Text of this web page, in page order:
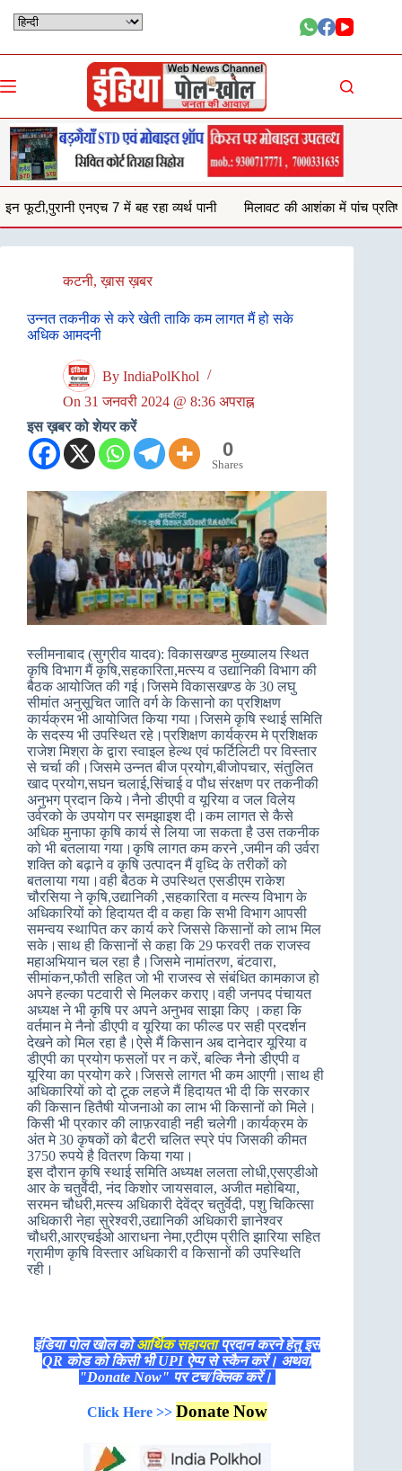
व्यर्थ पानी मिलावट की आशंका में पांच प्रतिष्ठानों से जब्त किया 132 किलो
कटनी,ख़ास ख़बर
उन्नत तकनीक से करे खेती ताकि कम लागत मैं हो सके
अधिक आमदनी
By IndiaPolKhol
On 31 जनवरी 2024 @ 8:36 अपराह्न
इस ख़बर को शेयर करें
0
Shares
स्लीमनाबाद (सुग्रीव यादव): विकासखण्ड मुख्यालय स्थित
कृषि विभाग मैं कृषि,सहकारिता,मत्स्य व उद्यानिकी विभाग की
बैठक आयोजित की गई।जिसमे विकासखण्ड के 30 लघु
सीमांत अनुसूचित जाति वर्ग के किसानो का प्रशिक्षण
कार्यक्रम भी आयोजित किया गया।जिसमे कृषि स्थाई समिति
के सदस्य भी उपस्थित रहे।प्रशिक्षण कार्यक्रम मे प्रशिक्षक
राजेश मिश्रा के द्वारा स्वाइल हेल्थ एवं फर्टिलिटी पर विस्तार
से चर्चा की।जिसमे उन्नत बीज प्रयोग,बीजोपचार, संतुलित
खाद प्रयोग,सघन चलाई,सिंचाई व पौध संरक्षण पर तकनीकी
अनुभग प्रदान किये।नैनो डीएपी व यूरिया व जल विलेय
उर्वरको के उपयोग पर समझाइश दी।कम लागत से कैसे
अधिक मुनाफा कृषि कार्य से लिया जा सकता है उस तकनीक
को भी बतलाया गया।कृषि लागत कम करने ,जमीन की उर्वरा
शक्ति को बढ़ाने व कृषि उत्पादन मैं वृध्दि के तरीकों को
बतलाया गया।वही बैठक मे उपस्थित एसडीएम राकेश
चौरसिया ने कृषि,उद्यानिकी ,सहकारिता व मत्स्य विभाग के
अधिकारियों को हिदायत दी व कहा कि सभी विभाग आपसी
समन्वय स्थापित कर कार्य करे जिससे किसानों को लाभ मिल
सके।साथ ही किसानों से कहा कि 29 फरवरी तक राजस्व
महाअभियान चल रहा है।जिसमे नामांतरण, बंटवारा,
सीमांकन,फौती सहित जो भी राजस्व से संबंधित कामकाज हो
अपने हल्का पटवारी से मिलकर कराए।वही जनपद पंचायत
अध्यक्ष ने भी कृषि पर अपने अनुभव साझा किए ।कहा कि
वर्तमान मे नैनो डीएपी व यूरिया का फील्ड पर सही प्रदर्शन
देखने को मिल रहा है।ऐसे मैं किसान अब दानेदार यूरिया व
डीएपी का प्रयोग फसलों पर न करें, बल्कि नैनो डीएपी व
यूरिया का प्रयोग करे।जिससे लागत भी कम आएगी।साथ ही
अधिकारियों को दो टूक लहजे मैं हिदायत भी दी कि सरकार
की किसान हितैषी योजनाओ का लाभ भी किसानों को मिले।
किसी भी प्रकार की लाफ़रवाही नही चलेगी।कार्यक्रम के
अंत मे 30 कृषकों को बैटरी चलित स्प्रे पंप जिसकी कीमत
3750 रुपये है वितरण किया गया।
इस दौरान कृषि स्थाई समिति अध्यक्ष ललता लोधी,एसएडीओ
आर के चतुर्वेदी, नंद किशोर जायसवाल, अजीत महोबिया,
सरमन चौधरी,मत्स्य अधिकारी देवेंद्र चतुर्वेदी, पशु चिकित्सा
अधिकारी नेहा सुरेश्वरी,उद्यानिकी अधिकारी ज्ञानेश्वर
चौधरी,आरएचईओ आराधना नेमा,एटीएम प्रीति झारिया सहित
ग्रामीण कृषि विस्तार अधिकारी व किसानों की उपस्थिति
रही।
इंडिया पोल खोल कोआर्थिक सहायताप्रदान करने हेतु इस
QR कोड को किसी भी UPI ऐप्प से स्कैन करें। अथवा
"Donate Now" पर टच/क्लिक करें।
Click Here >> Donate Now